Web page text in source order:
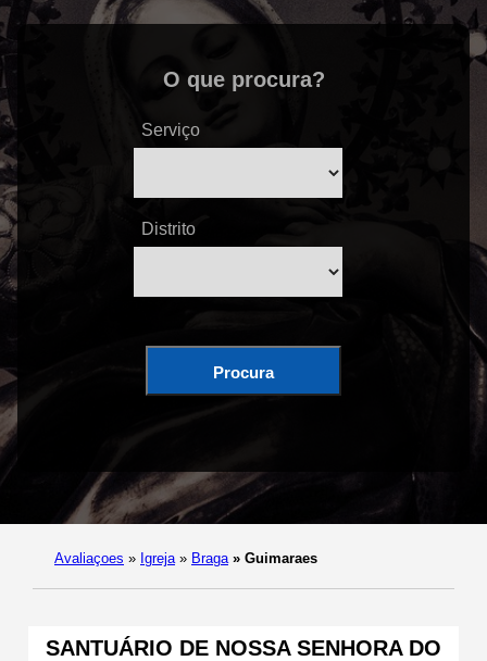
O que procura?
Serviço
Distrito
Procura
Avaliaçoes » Igreja » Braga » Guimaraes
SANTUÁRIO DE NOSSA SENHORA DO